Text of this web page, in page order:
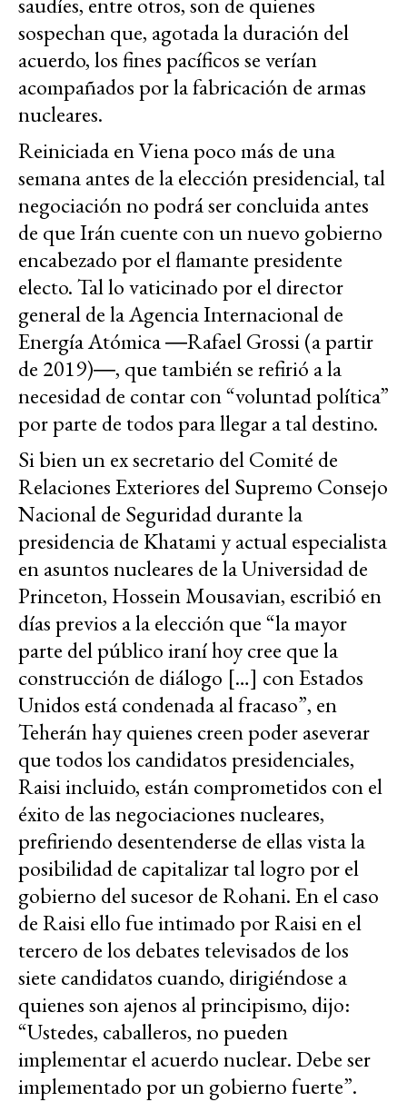
sospechan que, agotada la duración del
acuerdo, los fines pacíficos se verían
acompañados por la fabricación de armas
nucleares.
Reiniciada en Viena poco más de una
semana antes de la elección presidencial, tal
negociación no podrá ser concluida antes
de que Irán cuente con un nuevo gobierno
encabezado por el flamante presidente
electo. Tal lo vaticinado por el director
general de la Agencia Internacional de
Energía Atómica ―Rafael Grossi (a partir
de 2019)―, que también se refirió a la
necesidad de contar con “voluntad política”
por parte de todos para llegar a tal destino.
Si bien un ex secretario del Comité de
Relaciones Exteriores del Supremo Consejo
Nacional de Seguridad durante la
presidencia de Khatami y actual especialista
en asuntos nucleares de la Universidad de
Princeton, Hossein Mousavian, escribió en
días previos a la elección que “la mayor
parte del público iraní hoy cree que la
construcción de diálogo […] con Estados
Unidos está condenada al fracaso”, en
Teherán hay quienes creen poder aseverar
que todos los candidatos presidenciales,
Raisi incluido, están comprometidos con el
éxito de las negociaciones nucleares,
prefiriendo desentenderse de ellas vista la
posibilidad de capitalizar tal logro por el
gobierno del sucesor de Rohani. En el caso
de Raisi ello fue intimado por Raisi en el
tercero de los debates televisados de los
siete candidatos cuando, dirigiéndose a
quienes son ajenos al principismo, dijo:
“Ustedes, caballeros, no pueden
implementar el acuerdo nuclear. Debe ser
implementado por un gobierno fuerte”.